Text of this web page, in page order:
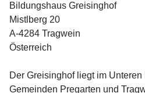
Bildungshaus Greisinghof
Mistlberg 20
A-4284 Tragwein
Österreich
Der Greisinghof liegt im
Gemeinden Pregarten und